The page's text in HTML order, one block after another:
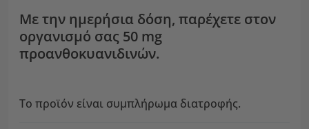
Με την ημερήσια δόση, παρέχετε στον
οργανισμό σας 50 mg
προανθοκυανιδινών.
Το προϊόν είναι συμπλήρωμα διατροφής.